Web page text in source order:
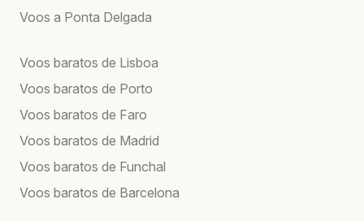
Voos a Ponta Delgada
Voos baratos de Lisboa
Voos baratos de Porto
Voos baratos de Faro
Voos baratos de Madrid
Voos baratos de Funchal
Voos baratos de Barcelona